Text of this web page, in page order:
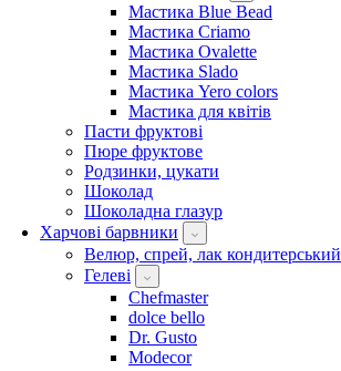
Мастика Blue Bead
Мастика Criamo
Мастика Ovalette
Мастика Slado
Мастика Yero colors
Мастика для квітів
Пасти фруктові
Пюре фруктове
Родзинки, цукати
Шоколад
Шоколадна глазур
Харчові барвники
Велюр, спрей, лак кондитерський
Гелеві
Chefmaster
dolce bello
Dr. Gusto
Modecor